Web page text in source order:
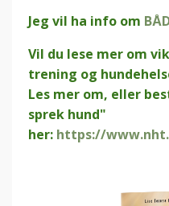
Jeg vil ha info om
Vil du lese mer om
trening og
Les mer om, eller
sprek hund"
her: https://